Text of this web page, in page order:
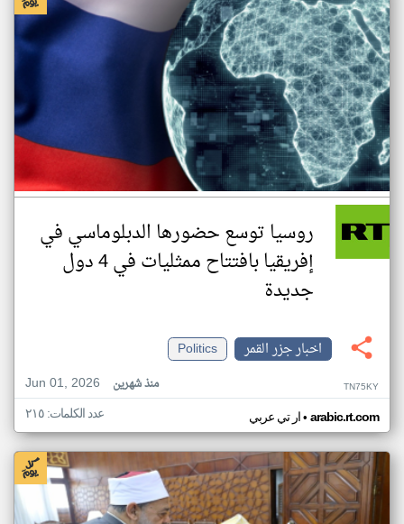
روسيا توسع حضورها الدبلوماسي في
إفريقيا بافتتاح ممثليات في 4 دول
جديدة
اخبار جزر القمر
Politics
Jun 01, 2026
منذ شهرين TN75KY
ار تي عربي• arabic.rt.com عدد الكلمات: ٢١٥